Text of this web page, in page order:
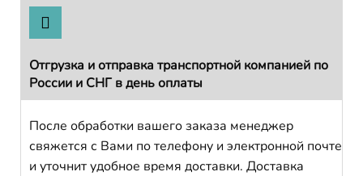
Отгрузка и отправка транспортной компанией по
России и СНГ в день оплаты
После обработки вашего заказа менеджер
свяжется с Вами по телефону и электронной почте
и уточнит удобное время доставки. Доставка